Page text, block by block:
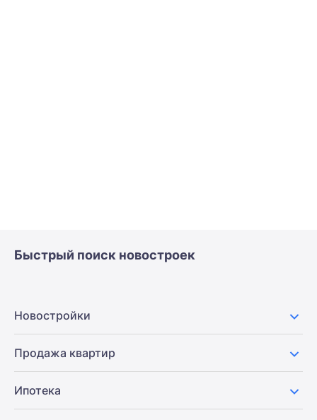
Быстрый поиск новостроек
Новостройки
Продажа квартир
Ипотека